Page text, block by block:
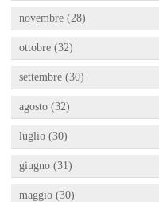
novembre (28)
ottobre (32)
settembre (30)
agosto (32)
luglio (30)
giugno (31)
maggio (30)